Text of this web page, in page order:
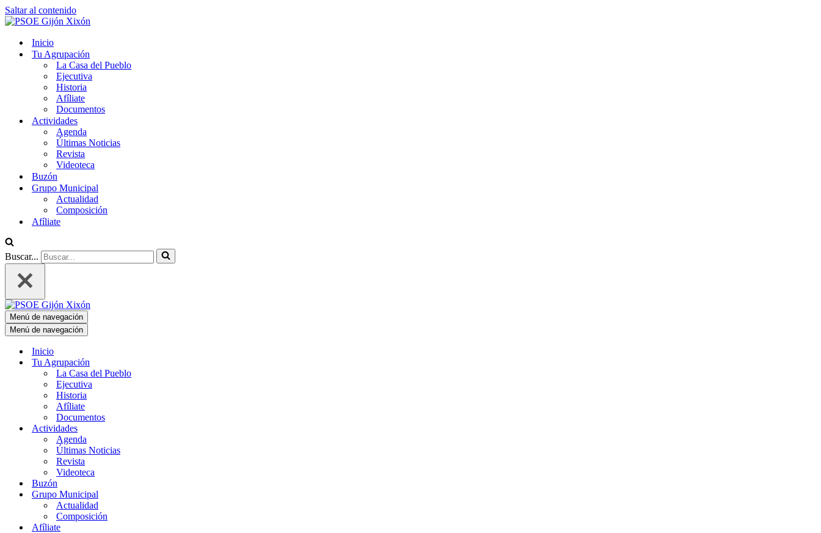
Saltar al contenido
Inicio
Tu Agrupación
La Casa del Pueblo
Ejecutiva
Historia
Afíliate
Documentos
Actividades
Agenda
Últimas Noticias
Revista
Videoteca
Buzón
Grupo Municipal
Actualidad
Composición
Afíliate
Buscar...
Menú de navegación
Menú de navegación
Inicio
Tu Agrupación
La Casa del Pueblo
Ejecutiva
Historia
Afíliate
Documentos
Actividades
Agenda
Últimas Noticias
Revista
Videoteca
Buzón
Grupo Municipal
Actualidad
Composición
Afíliate